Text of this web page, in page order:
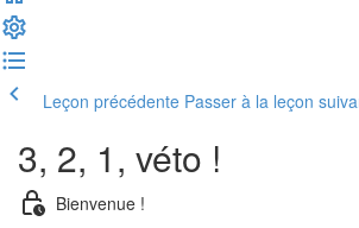
Leçon précédente Passer à la leçon
3, 2, 1, véto !
Bienvenue !